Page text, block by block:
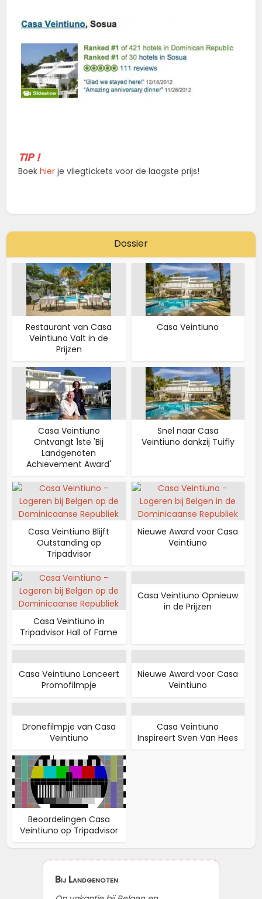
TIP !
Boekhier je vliegtickets voor de laagste prijs!
Dossier
Restaurant van Casa
Veintiuno Valt in de
Prijzen
Casa Veintiuno
Casa Veintiuno
Ontvangt 1ste 'Bij
Landgenoten
Achievement Award'
Snel naar Casa
Veintiuno dankzij Tuifly
Casa Veintiuno Blijft
Outstanding op
Tripadvisor
Nieuwe Award voor Casa
Veintiuno
Casa Veintiuno in
Tripadvisor Hall of Fame
Casa Veintiuno Opnieuw
in de Prijzen
Casa Veintiuno Lanceert
Promofilmpje
Nieuwe Award voor Casa
Veintiuno
Dronefilmpje van Casa
Veintiuno
Casa Veintiuno
Inspireert Sven Van Hees
Beoordelingen Casa
Veintiuno op Tripadvisor
Bij Landgenoten